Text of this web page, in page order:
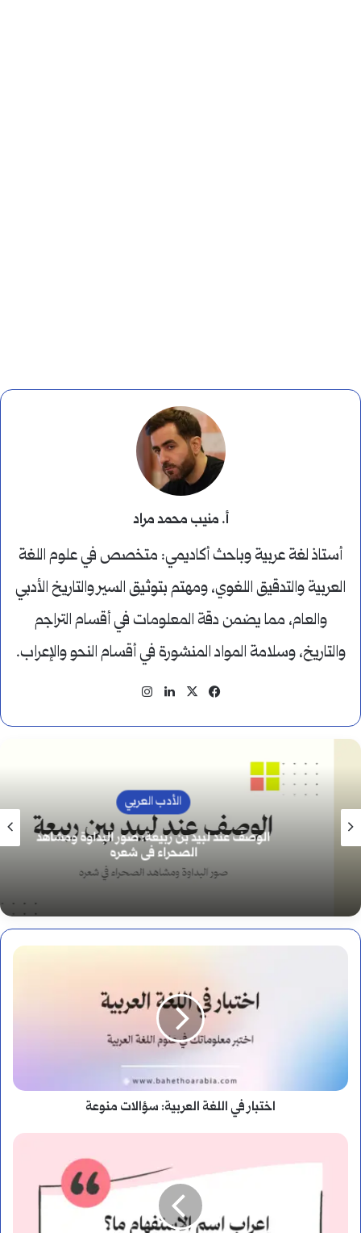
أ. منيب محمد مراد
أستاذ لغة عربية وباحث أكاديمي: متخصص في علوم اللغة
العربية والتدقيق اللغوي، ومهتم بتوثيق السير والتاريخ الأدبي
والعام، مما يضمن دقة المعلومات في أقسام التراجم
والتاريخ، وسلامة المواد المنشورة في أقسام النحو والإعراب.
فيسبوك
‫X لينكدإن
الأدب العربي
الوصف عند لبيد بن ربيعة: صور البداوة ومشاهد
الصحراء في شعره
اللغة
العربية:
سؤالات
اختبار في اللغة العربية: سؤالات منوعة
ما